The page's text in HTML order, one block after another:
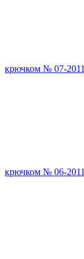
крючком № 07-2011
крючком № 06-2011